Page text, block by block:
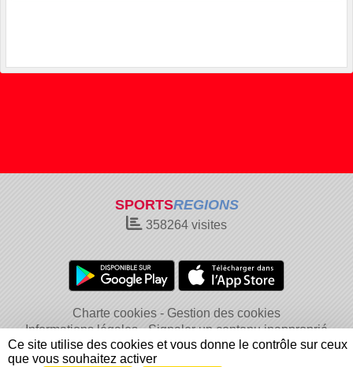
SPORTSREGIONS
358264 visites
Charte cookies
Gestion des cookies
Informations légales
Signaler un contenu inapproprié
Ce site utilise des cookies et vous donne le contrôle sur ceux
que vous souhaitez activer